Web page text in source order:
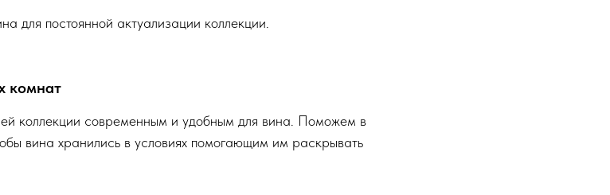
для постоянной актуализации коллекции.
комнат
коллекции современным и удобным для вина. Поможем в
вина хранились в условиях помогающим им раскрывать